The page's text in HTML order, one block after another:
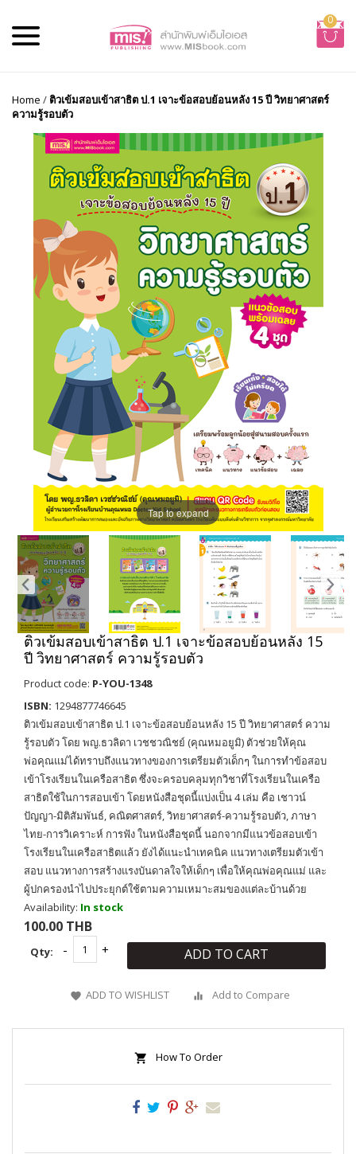
0
Home / ติวเข้มสอบเข้าสาธิต ป.1 เจาะข้อสอบย้อนหลัง 15 ปี วิทยาศาสตร์
ความรู้รอบตัว
Tap to expand
ติวเข้มสอบเข้าสาธิต ป.1 เจาะข้อสอบย้อนหลัง 15
ปี วิทยาศาสตร์ ความรู้รอบตัว
Product code: P-YOU-1348
ISBN: 1294877746645
ติวเข้มสอบเข้าสาธิต ป.1 เจาะข้อสอบย้อนหลัง 15 ปี วิทยาศาสตร์ ความ
รู้รอบตัว โดย พญ.ธวลิดา เวชชวณิชย์ (คุณหมอยูมิ) ตัวช่วยให้คุณ
พ่อคุณแม่ได้ทราบถึงแนวทางของการเตรียมตัวเด็กๆ ในการทำข้อสอบ
เข้าโรงเรียนในเครือสาธิต ซึ่งจะครอบคลุมทุกวิชาที่โรงเรียนในเครือ
สาธิตใช้ในการสอบเข้า โดยหนังสือชุดนี้แบ่งเป็น 4 เล่ม คือ เชาวน์
ปัญญา-มิติสัมพันธ์, คณิตศาสตร์, วิทยาศาสตร์-ความรู้รอบตัว, ภาษา
ไทย-การวิเคราะห์ การฟัง ในหนังสือชุดนี้ นอกจากมีแนวข้อสอบเข้า
โรงเรียนในเครือสาธิตแล้ว ยังได้แนะนำเทคนิค แนวทางเตรียมตัวเข้า
สอบ แนวทางการสร้างแรงบันดาลใจให้เด็กๆ เพื่อให้คุณพ่อคุณแม่ และ
ผู้ปกครองนำไปประยุกต์ใช้ตามความเหมาะสมของแต่ละบ้านด้วย
Availability: In stock
100.00 THB
Qty: ADD TO CART
ADD TO WISHLIST Add to Compare
How To Order